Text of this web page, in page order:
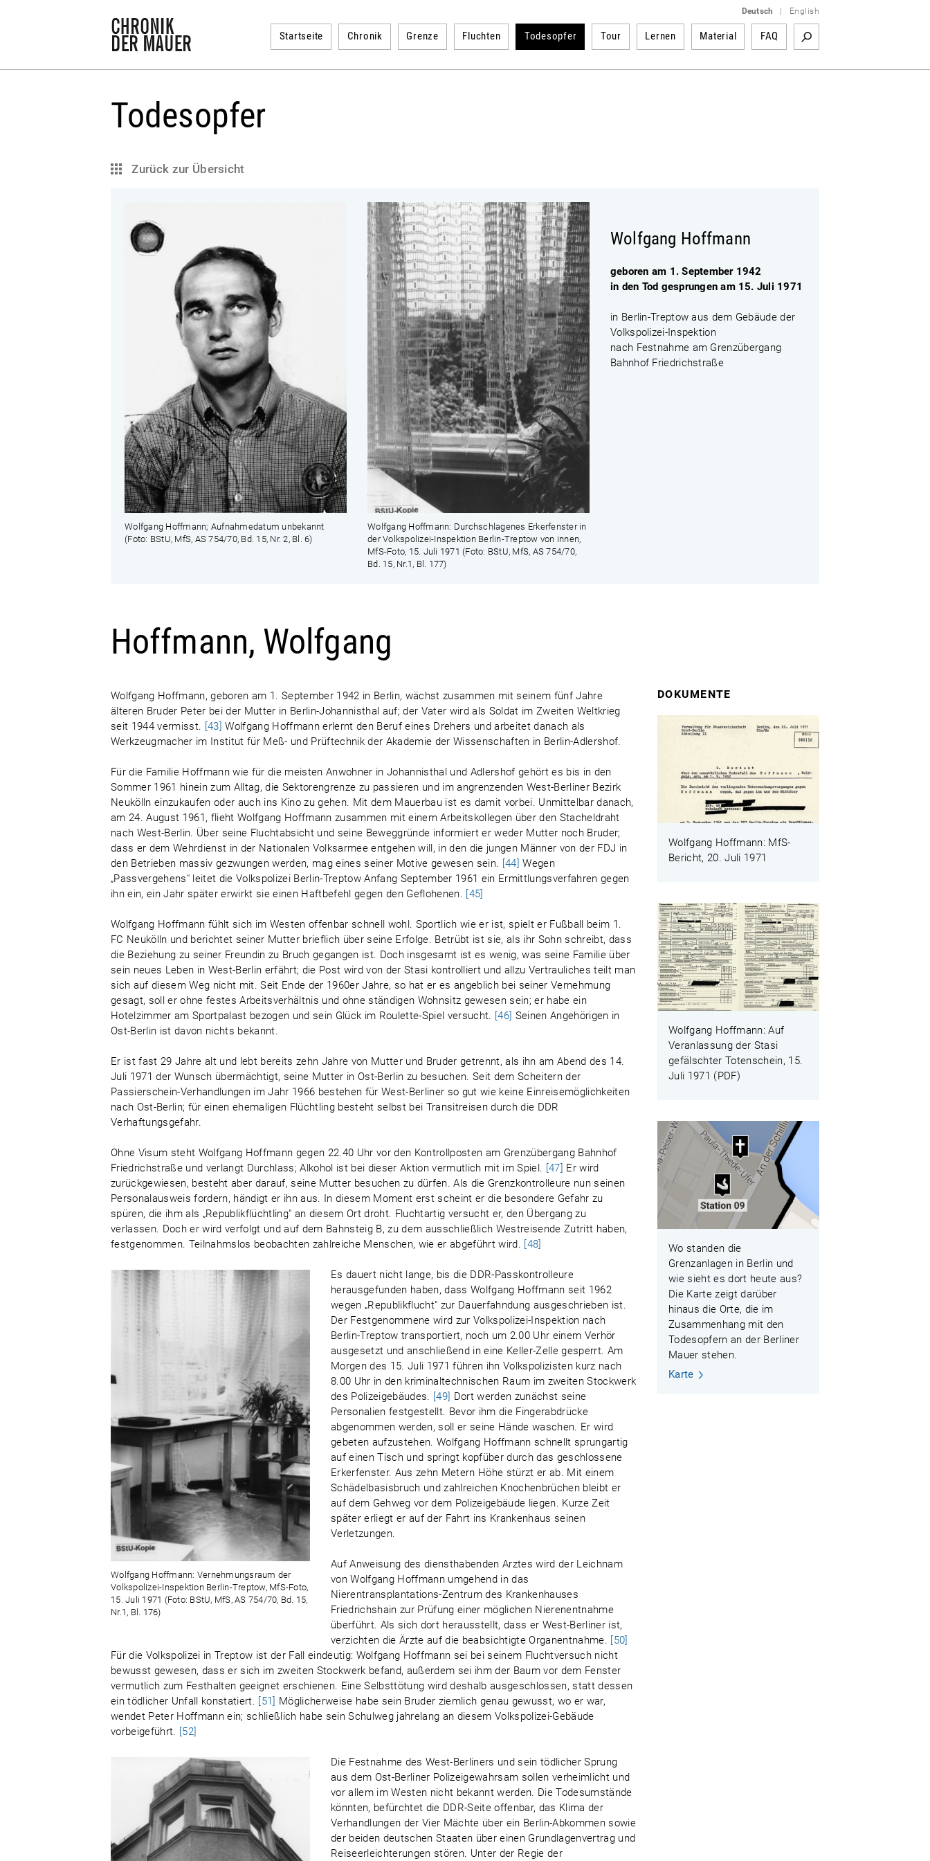
Deutsch English
Startseite Chronik Grenze Fluchten Todesopfer Tour Lernen Material FAQ
Todesopfer
Zurück zur Übersicht
Wolfgang Hoffmann; Aufnahmedatum unbekannt
(Foto: BStU, MfS, AS 754/70, Bd. 15, Nr. 2, Bl. 6)
Wolfgang Hoffmann: Durchschlagenes Erkerfenster in
der Volkspolizei-Inspektion Berlin-Treptow von innen,
MfS-Foto, 15. Juli 1971 (Foto: BStU, MfS, AS 754/70,
Bd. 15, Nr.1, Bl. 177)
Wolfgang Hoffmann
geboren am 1. September 1942
in den Tod gesprungen am 15. Juli 1971
in Berlin-Treptow aus dem Gebäude der
Volkspolizei-Inspektion
nach Festnahme am Grenzübergang
Bahnhof Friedrichstraße
Hoffmann, Wolfgang
Wolfgang Hoffmann, geboren am 1. September 1942 in Berlin, wächst zusammen mit seinem fünf Jahre
älteren Bruder Peter bei der Mutter in Berlin-Johannisthal auf; der Vater wird als Soldat im Zweiten Weltkrieg
seit 1944 vermisst. [43] Wolfgang Hoffmann erlernt den Beruf eines Drehers und arbeitet danach als
Werkzeugmacher im Institut für Meß- und Prüftechnik der Akademie der Wissenschaften in Berlin-Adlershof.
Für die Familie Hoffmann wie für die meisten Anwohner in Johannisthal und Adlershof gehört es bis in den
Sommer 1961 hinein zum Alltag, die Sektorengrenze zu passieren und im angrenzenden West-Berliner Bezirk
Neukölln einzukaufen oder auch ins Kino zu gehen. Mit dem Mauerbau ist es damit vorbei. Unmittelbar danach,
am 24. August 1961, flieht Wolfgang Hoffmann zusammen mit einem Arbeitskollegen über den Stacheldraht
nach West-Berlin. Über seine Fluchtabsicht und seine Beweggründe informiert er weder Mutter noch Bruder;
dass er dem Wehrdienst in der Nationalen Volksarmee entgehen will, in den die jungen Männer von der FDJ in
den Betrieben massiv gezwungen werden, mag eines seiner Motive gewesen sein. [44] Wegen
„Passvergehens" leitet die Volkspolizei Berlin-Treptow Anfang September 1961 ein Ermittlungsverfahren gegen
ihn ein, ein Jahr später erwirkt sie einen Haftbefehl gegen den Geflohenen. [45]
Wolfgang Hoffmann fühlt sich im Westen offenbar schnell wohl. Sportlich wie er ist, spielt er Fußball beim 1.
FC Neukölln und berichtet seiner Mutter brieflich über seine Erfolge. Betrübt ist sie, als ihr Sohn schreibt, dass
die Beziehung zu seiner Freundin zu Bruch gegangen ist. Doch insgesamt ist es wenig, was seine Familie über
sein neues Leben in West-Berlin erfährt; die Post wird von der Stasi kontrolliert und allzu Vertrauliches teilt man
sich auf diesem Weg nicht mit. Seit Ende der 1960er Jahre, so hat er es angeblich bei seiner Vernehmung
gesagt, soll er ohne festes Arbeitsverhältnis und ohne ständigen Wohnsitz gewesen sein; er habe ein
Hotelzimmer am Sportpalast bezogen und sein Glück im Roulette-Spiel versucht. [46] Seinen Angehörigen in
Ost-Berlin ist davon nichts bekannt.
Er ist fast 29 Jahre alt und lebt bereits zehn Jahre von Mutter und Bruder getrennt, als ihn am Abend des 14.
Juli 1971 der Wunsch übermächtigt, seine Mutter in Ost-Berlin zu besuchen. Seit dem Scheitern der
Passierschein-Verhandlungen im Jahr 1966 bestehen für West-Berliner so gut wie keine Einreisemöglichkeiten
nach Ost-Berlin; für einen ehemaligen Flüchtling besteht selbst bei Transitreisen durch die DDR
Verhaftungsgefahr.
Ohne Visum steht Wolfgang Hoffmann gegen 22.40 Uhr vor den Kontrollposten am Grenzübergang Bahnhof
Friedrichstraße und verlangt Durchlass; Alkohol ist bei dieser Aktion vermutlich mit im Spiel. [47] Er wird
zurückgewiesen, besteht aber darauf, seine Mutter besuchen zu dürfen. Als die Grenzkontrolleure nun seinen
Personalausweis fordern, händigt er ihn aus. In diesem Moment erst scheint er die besondere Gefahr zu
spüren, die ihm als „Republikflüchtling" an diesem Ort droht. Fluchtartig versucht er, den Übergang zu
verlassen. Doch er wird verfolgt und auf dem Bahnsteig B, zu dem ausschließlich Westreisende Zutritt haben,
festgenommen. Teilnahmslos beobachten zahlreiche Menschen, wie er abgeführt wird. [48]
Wolfgang Hoffmann: Vernehmungsraum der
Volkspolizei-Inspektion Berlin-Treptow, MfS-Foto,
15. Juli 1971 (Foto: BStU, MfS, AS 754/70, Bd. 15,
Nr.1, Bl. 176)
Es dauert nicht lange, bis die DDR-Passkontrolleure
herausgefunden haben, dass Wolfgang Hoffmann seit 1962
wegen „Republikflucht" zur Dauerfahndung ausgeschrieben ist.
Der Festgenommene wird zur Volkspolizei-Inspektion nach
Berlin-Treptow transportiert, noch um 2.00 Uhr einem Verhör
ausgesetzt und anschließend in eine Keller-Zelle gesperrt. Am
Morgen des 15. Juli 1971 führen ihn Volkspolizisten kurz nach
8.00 Uhr in den kriminaltechnischen Raum im zweiten Stockwerk
des Polizeigebäudes. [49] Dort werden zunächst seine
Personalien festgestellt. Bevor ihm die Fingerabdrücke
abgenommen werden, soll er seine Hände waschen. Er wird
gebeten aufzustehen. Wolfgang Hoffmann schnellt sprungartig
auf einen Tisch und springt kopfüber durch das geschlossene
Erkerfenster. Aus zehn Metern Höhe stürzt er ab. Mit einem
Schädelbasisbruch und zahlreichen Knochenbrüchen bleibt er
auf dem Gehweg vor dem Polizeigebäude liegen. Kurze Zeit
später erliegt er auf der Fahrt ins Krankenhaus seinen
Verletzungen.
Auf Anweisung des diensthabenden Arztes wird der Leichnam
von Wolfgang Hoffmann umgehend in das
Nierentransplantations-Zentrum des Krankenhauses
Friedrichshain zur Prüfung einer möglichen Nierenentnahme
überführt. Als sich dort herausstellt, dass er West-Berliner ist,
verzichten die Ärzte auf die beabsichtigte Organentnahme. [50]
Für die Volkspolizei in Treptow ist der Fall eindeutig: Wolfgang Hoffmann sei bei seinem Fluchtversuch nicht
bewusst gewesen, dass er sich im zweiten Stockwerk befand, außerdem sei ihm der Baum vor dem Fenster
vermutlich zum Festhalten geeignet erschienen. Eine Selbsttötung wird deshalb ausgeschlossen, statt dessen
ein tödlicher Unfall konstatiert. [51] Möglicherweise habe sein Bruder ziemlich genau gewusst, wo er war,
wendet Peter Hoffmann ein; schließlich habe sein Schulweg jahrelang an diesem Volkspolizei-Gebäude
vorbeigeführt. [52]
Die Festnahme des West-Berliners und sein tödlicher Sprung
aus dem Ost-Berliner Polizeigewahrsam sollen verheimlicht und
vor allem im Westen nicht bekannt werden. Die Todesumstände
könnten, befürchtet die DDR-Seite offenbar, das Klima der
Verhandlungen der Vier Mächte über ein Berlin-Abkommen sowie
der beiden deutschen Staaten über einen Grundlagenvertrag und
Reiseerleichterungen stören. Unter der Regie der
DOKUMENTE
Wolfgang Hoffmann: MfS-
Bericht, 20. Juli 1971
Wolfgang Hoffmann: Auf
Veranlassung der Stasi
gefälschter Totenschein, 15.
Juli 1971 (PDF)
Wo standen die
Grenzanlagen in Berlin und
wie sieht es dort heute aus?
Die Karte zeigt darüber
hinaus die Orte, die im
Zusammenhang mit den
Todesopfern an der Berliner
Mauer stehen.
Karte